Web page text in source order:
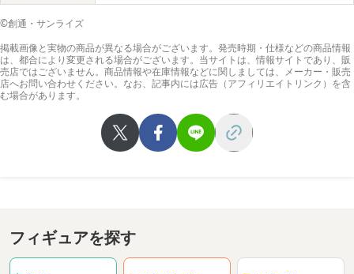
©創通・サンライズ
掲載画像と実物の商品が異なる場合がございます。発売時期・仕様などの商品情報
は、都合により変更される場合がございます。当サイトは、情報サイトであり、販
売店ではございません。商品情報や在庫情報などに関しましては、メーカー・販売
店へお問い合わせください。なお、記事内には広告（アフィリエイトリンク）を含
む場合があります。
フィギュアを探す